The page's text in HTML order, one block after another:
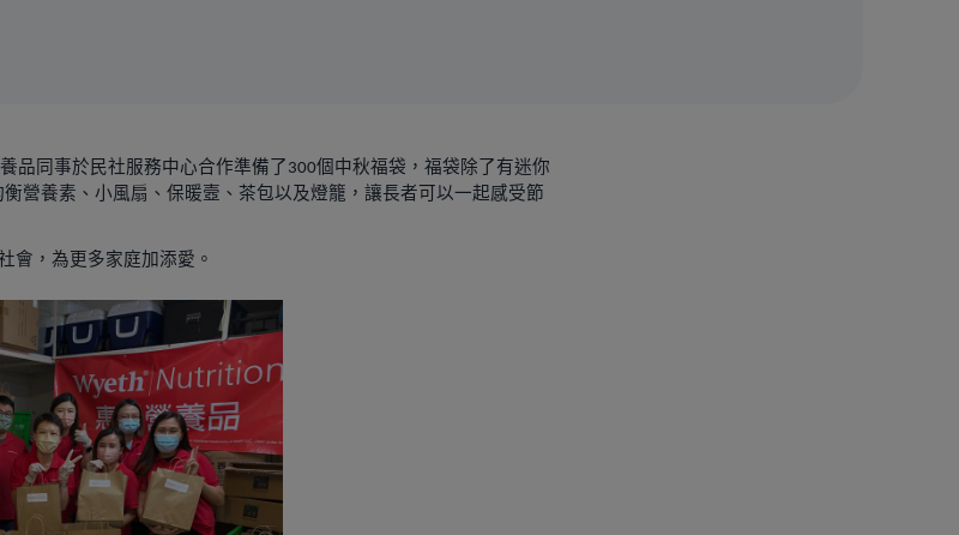
品同事於民社服務中心合作準備了 300個中秋福袋，福袋除了有迷你
衡營養素、小風扇、保暖壼、茶包以及燈籠，讓長者可以一起感受節
會，為更多家庭加添愛。